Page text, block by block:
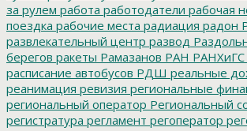
за рулем работа работодатели рабочая
поездка рабочие места радиация радон
развлекательный центр развод
берегов ракеты Рамазанов РАН РАНХиГС
расписание автобусов РДШ реальные
реанимация ревизия региональные
региональный оператор Региональный
регистратура регламент регоператор